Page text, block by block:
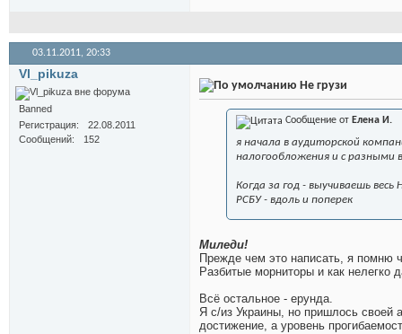
03.11.2011, 20:33
Vl_pikuza
Banned
Регистрация
22.08.2011
Сообщений
152
Не грузи
Сообщение от Елена И.
я начала в аудиторской
налогообложения и с разными
Когда за год - выучиваешь
РСБУ - вдоль и поперек
Миледи!
Прежде чем это написать, я помню
Разбитые морниторы и как
Всё остальное - ерунда.
Я с/из Украины, но пришлось своей
достижение, а уровень